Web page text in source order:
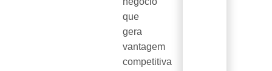
que
gera
vantagem
competitiva